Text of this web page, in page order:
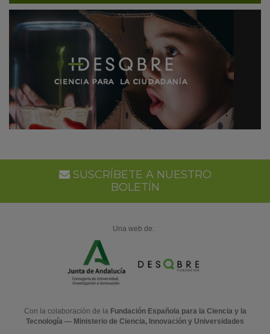
SUSCRÍBETE A NUESTRO
BOLETÍN
Una web de:
Con la colaboración de la Fundación Española para la Ciencia y la
Tecnología — Ministerio de Ciencia, Innovación y Universidades